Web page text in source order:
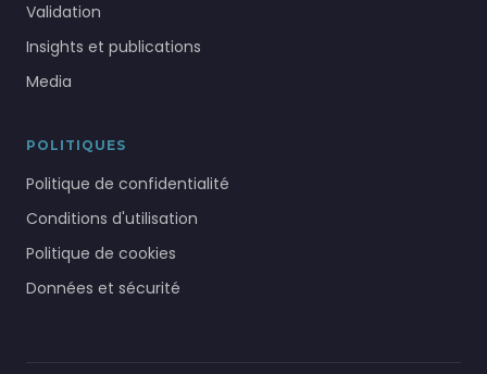
Validation
Insights et publications
Media
POLITIQUES
Politique de confidentialité
Conditions d'utilisation
Politique de cookies
Données et sécurité